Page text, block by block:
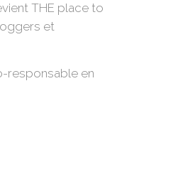
THE place to
et
responsable en